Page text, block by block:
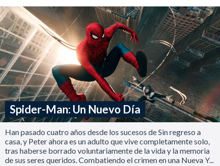
Spider-Man: Un Nuevo Día
Han pasado cuatro años desde los sucesos de Sin regreso a
casa, y Peter ahora es un adulto que vive completamente solo,
tras haberse borrado voluntariamente de la vida y la memoria
de sus seres queridos. Combatiendo el crimen en una Nueva Y...